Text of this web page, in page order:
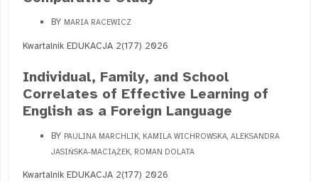
BY MARIA RACEWICZ
Kwartalnik EDUKACJA 2(177) 2026
Individual, Family, and School
Correlates of Effective Learning of
English as a Foreign Language
BY PAULINA MARCHLIK, KAMILA WICHROWSKA, ALEKSANDRA
JASIŃSKA-MACIĄŻEK, ROMAN DOLATA
Kwartalnik EDUKACJA 2(177) 2026